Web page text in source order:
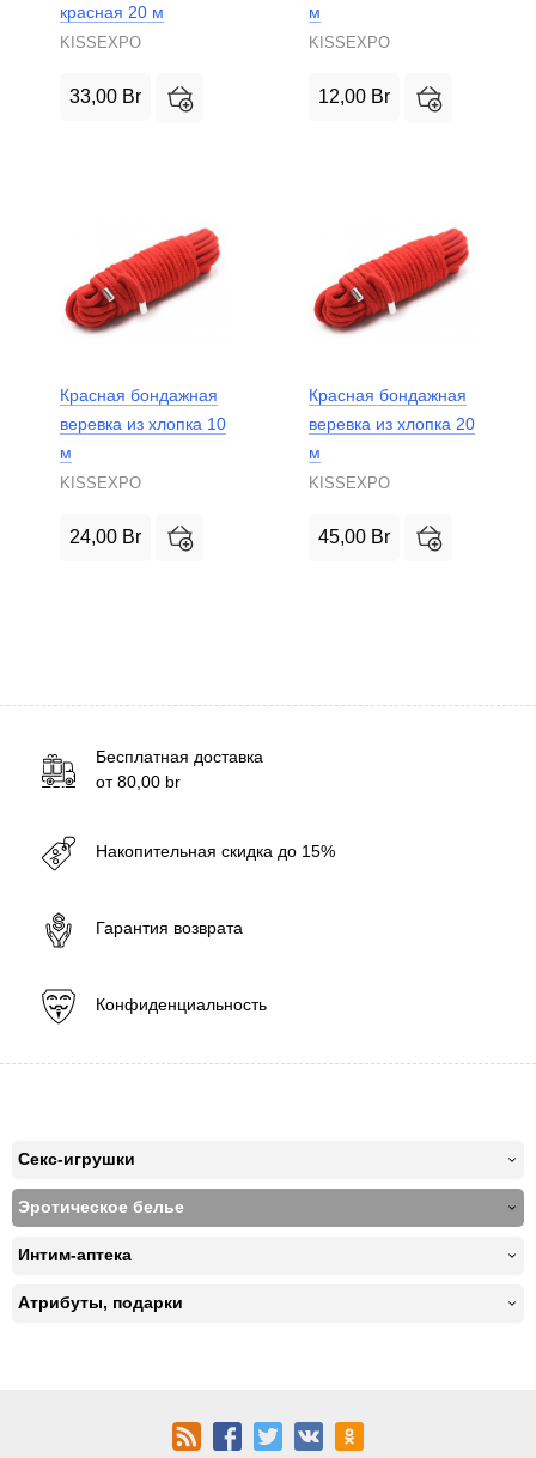
красная 20 м
KISSEXPO
33,00 Br
м
KISSEXPO
12,00 Br
Красная бондажная
веревка из хлопка 10
м
KISSEXPO
24,00 Br
Красная бондажная
веревка из хлопка 20
м
KISSEXPO
45,00 Br
Бесплатная доставка
от80,00 br
Накопительная скидка до 15%
Гарантия возврата
Конфиденциальность
Секс-игрушки
Эротическое белье
Интим-аптека
Атрибуты, подарки